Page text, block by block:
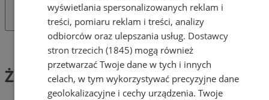
Tag: Żorski Dzień Dziecka
Żorski Dzień Dziecka (1)
wyświetlania spersonalizowanych reklam i
treści, pomiaru reklam i treści, analizy
odbiorców oraz ulepszania usług. Dostawcy
stron trzecich (1845) mogą również
przetwarzać Twoje dane w tych i innych
celach, w tym wykorzystywać precyzyjne dane
geolokalizacyjne i cechy urządzenia. Twoje